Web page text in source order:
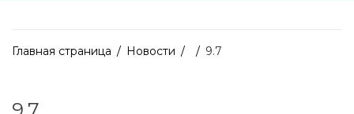
Главная страница / Новости / / 9.7